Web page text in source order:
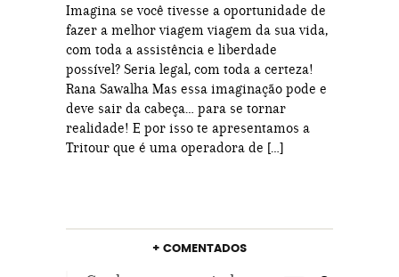
Imagina se você tivesse a oportunidade de
fazer a melhor viagem viagem da sua vida,
com toda a assistência e liberdade
possível? Seria legal, com toda a certeza!
Rana Sawalha Mas essa imaginação pode e
deve sair da cabeça… para se tornar
realidade! E por isso te apresentamos a
Tritour que é uma operadora de […]
+ COMENTADOS